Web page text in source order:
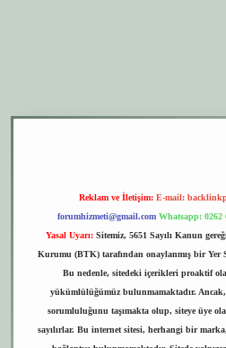
Reklam ve İletişim: E-mail:
forumhizmeti@gmail.com Whatsapp: 0262
Yasal Uyarı: Sitemiz, 5651 Sayılı Kanun
Kurumu (BTK) tarafından onaylanmış bir Yer
Bu nedenle, sitedeki içerikleri proaktif
yükümlülüğümüz bulunmamaktadır.
sorumluluğunu taşımakta olup, siteye üye
sayılırlar. Bu internet sitesi, herhangi bir